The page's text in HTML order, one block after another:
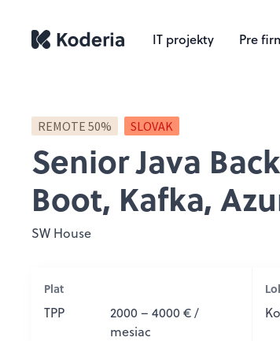
IT projekty Pre
REMOTE 50% SLOVAK
Senior Java
Boot, Kafka,
SW House
Plat
TPP
2000 – 4000 € /
mesiac